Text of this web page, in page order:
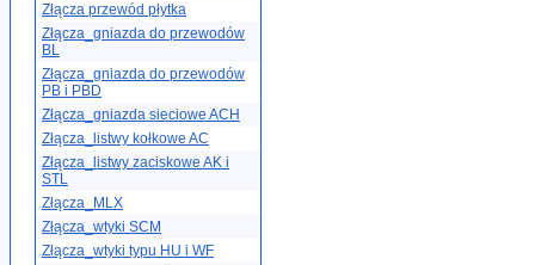
Złącza przewód płytka
Złącza_gniazda do przewodów
BL
Złącza_gniazda do przewodów
PB i PBD
Złącza_gniazda sieciowe ACH
Złącza_listwy kołkowe AC
Złącza_listwy zaciskowe AK i
STL
Złącza_MLX
Złącza_wtyki SCM
Złącza_wtyki typu HU i WF